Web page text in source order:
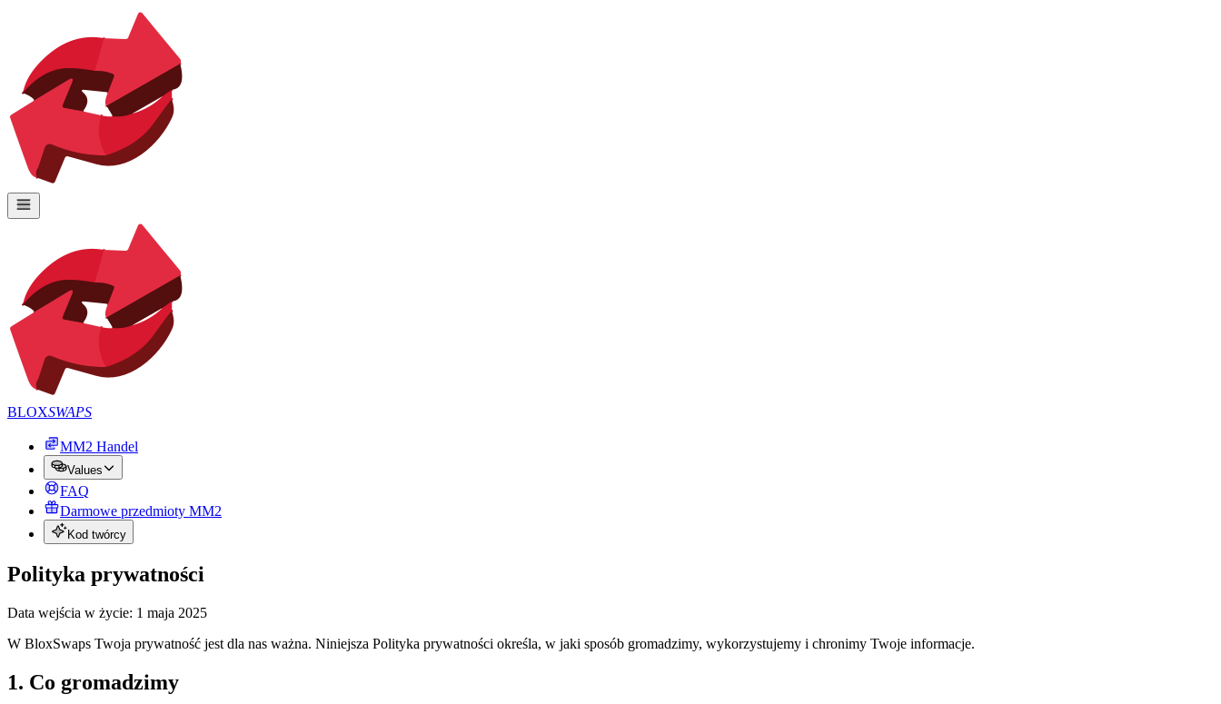
BLOXSWAPS
MM2 Handel
Values
FAQ
Darmowe przedmioty MM2
Kod twórcy
Polityka prywatności
Data wejścia w życie: 1 maja 2025
W BloxSwaps Twoja prywatność jest dla nas ważna. Niniejsza Polityka prywatności określa, w jaki sposób gromadzimy, wykorzystujemy i chronimy Twoje informacje.
1. Co gromadzimy